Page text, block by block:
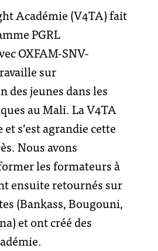
Académie (V4TA) fait
PGRL
OXFAM-SNV-
sur
des jeunes dans les
au Mali. La V4TA
et s’est agrandie cette
Nous avons
les formateurs à
ensuite retournés sur
(Bankass, Bougouni,
et ont créé des